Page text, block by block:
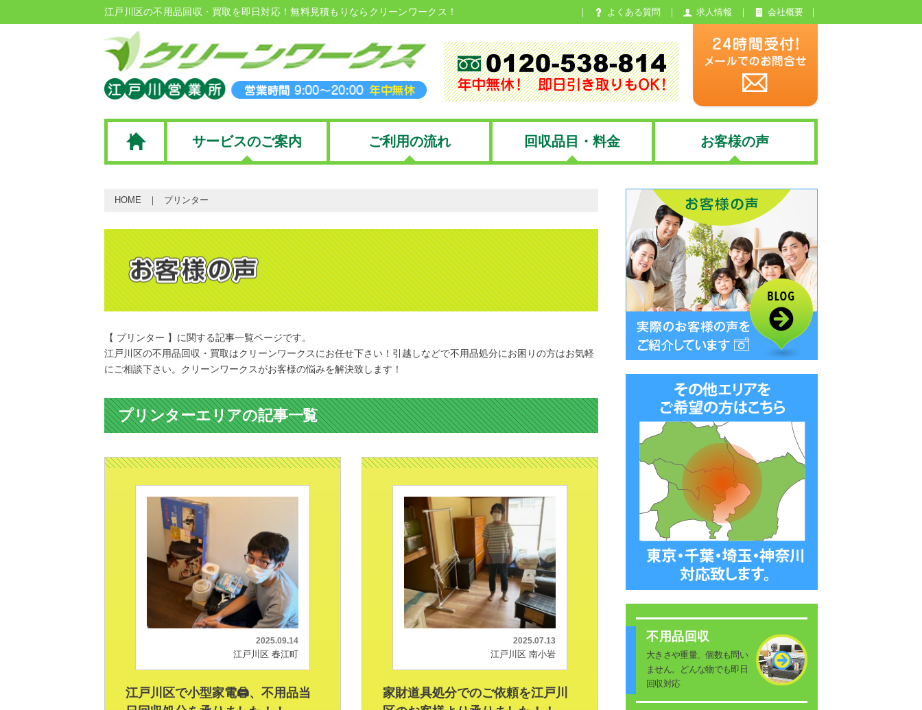
江戸川区の不用品回収・買取を即日対応！無料見積もりならクリーンワークス！ よくある質問 求人情報 会社概要
サービスのご案内 ご利用の流れ 回収品目・料金 お客様の声
HOME プリンター
【 プリンター 】に関する記事一覧ページです。
江戸川区の不用品回収・買取はクリーンワークスにお任せ下さい！引越しなどで不用品処分にお困りの方はお気軽
にご相談下さい。クリーンワークスがお客様の悩みを解決致します！
プリンターエリアの記事一覧
2025.09.14
江戸川区 春江町
江戸川区で小型家電🖨️、不用品当
2025.07.13
江戸川区 南小岩
家財道具処分でのご依頼を江戸川
不用品回収
大きさや重量、個数も問い
ません。どんな物でも即日
回収対応